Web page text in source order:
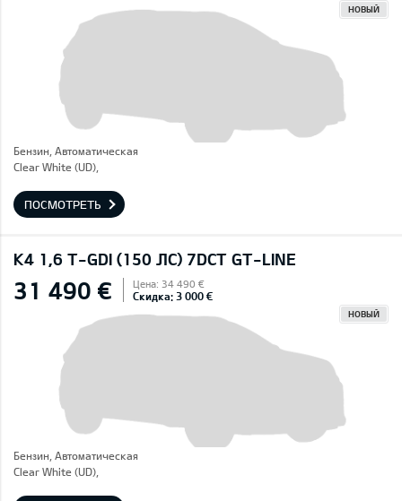
НОВЫЙ
Бензин, Автоматическая
Clear White (UD),
ПОСМОТРЕТЬ
K4 1,6 T-GDI (150 ЛС) 7DCT GT-LINE
31 490 € Цена: 34 490 €
Скидка: 3 000 €
НОВЫЙ
Бензин, Автоматическая
Clear White (UD),